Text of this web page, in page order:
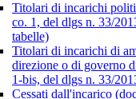
Titolari di incarichi
co. 1, del dlgs n. 33/
tabelle)
Titolari di incarichi di
direzione o di governo
1-bis, del dlgs n. 33/
Cessati dall'incarico